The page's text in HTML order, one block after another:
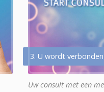
3. U wordt
Uw consult met een